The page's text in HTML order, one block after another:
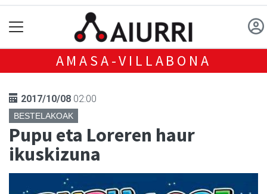
AMASA-VILLABONA
2017/10/08 02:00
BESTELAKOAK
Pupu eta Loreren haur
ikuskizuna